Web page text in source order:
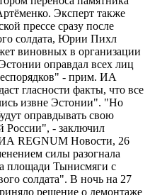
Эксперт также
прессе сразу после
солдата, Юрии Пихл
виновных в организации
оправдал всех лиц
- прим. ИА
гласности факты, что все
извне Эстонии". "Но
оправдывать свою
России", - заключил
REGNUM Новости, 26
силы разогнала
площади Тынисмяги с
солдата". В ночь на 27
решение о демонтаже